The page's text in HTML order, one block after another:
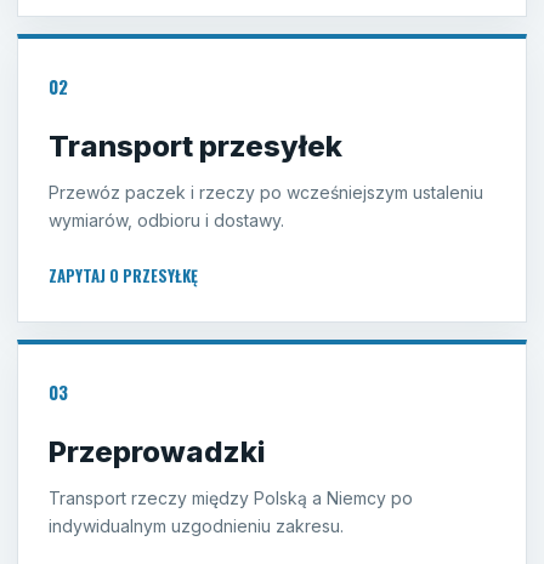
02
Transport przesyłek
Przewóz paczek i rzeczy po wcześniejszym ustaleniu
wymiarów, odbioru i dostawy.
ZAPYTAJ O PRZESYŁKĘ
03
Przeprowadzki
Transport rzeczy między Polską a Niemcy po
indywidualnym uzgodnieniu zakresu.